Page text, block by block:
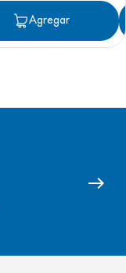
Agregar
Agregar